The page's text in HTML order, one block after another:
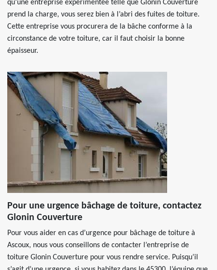
qu’une entreprise expérimentée telle que Glonin Couverture
prend la charge, vous serez bien à l’abri des fuites de toiture.
Cette entreprise vous procurera de la bâche conforme à la
circonstance de votre toiture, car il faut choisir la bonne
épaisseur.
Pour une urgence bâchage de toiture, contactez
Glonin Couverture
Pour vous aider en cas d’urgence pour bâchage de toiture à
Ascoux, nous vous conseillons de contacter l’entreprise de
toiture Glonin Couverture pour vous rendre service. Puisqu’il